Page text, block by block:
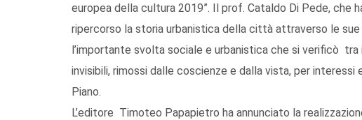
europea della cultura 2019”. Il prof. Cataldo Di Pede, che
ripercorso la storia urbanistica della città attraverso le
l’importante svolta sociale e urbanistica che si verificò tra
invisibili, rimossi dalle coscienze e dalla vista, per
Piano.
L’editore Timoteo Papapietro ha annunciato la